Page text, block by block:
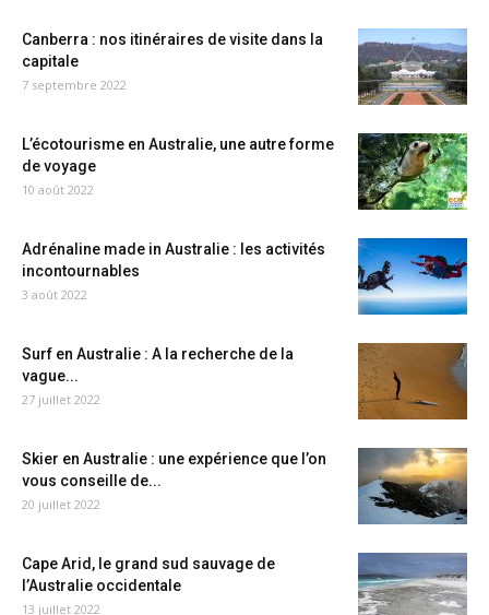
Canberra : nos itinéraires de visite dans la
capitale
7 septembre 2022
L’écotourisme en Australie, une autre forme
de voyage
10 août 2022
Adrénaline made in Australie : les activités
incontournables
3 août 2022
Surf en Australie : A la recherche de la
vague...
27 juillet 2022
Skier en Australie : une expérience que l’on
vous conseille de...
20 juillet 2022
Cape Arid, le grand sud sauvage de
l’Australie occidentale
13 juillet 2022